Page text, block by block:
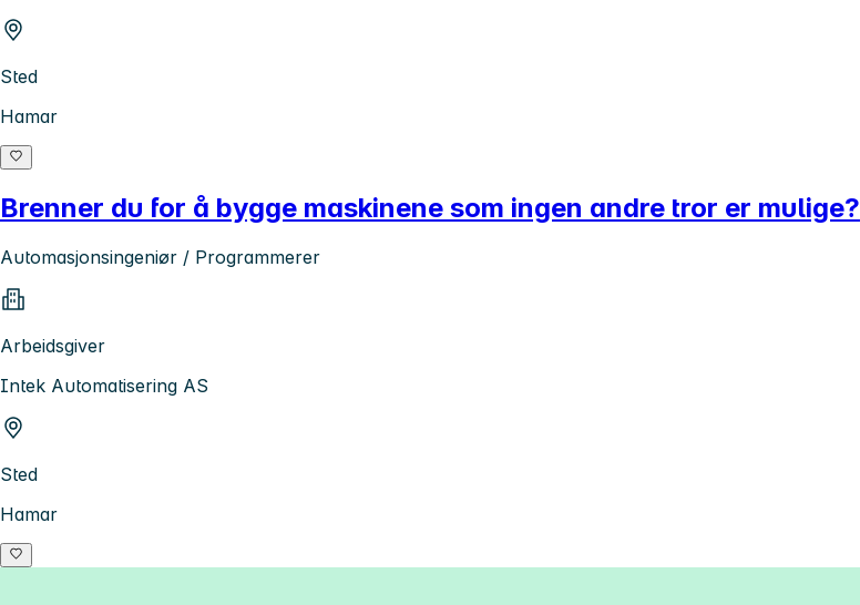
Sted
Hamar
Brenner du for å bygge maskinene som ingen andre tror er mulige?
Automasjonsingeniør / Programmerer
Arbeidsgiver
Intek Automatisering AS
Sted
Hamar